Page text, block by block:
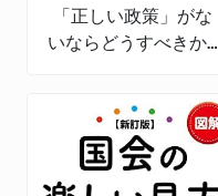
「正しい政策」がな
いならどうすべきか: